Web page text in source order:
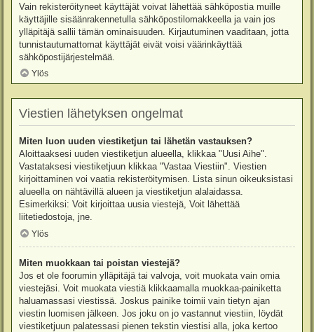
Vain rekisteröityneet käyttäjät voivat lähettää sähköpostia muille
käyttäjille sisäänrakennetulla sähköpostilomakkeella ja vain jos
ylläpitäjä sallii tämän ominaisuuden. Kirjautuminen vaaditaan, jotta
tunnistautumattomat käyttäjät eivät voisi väärinkäyttää
sähköpostijärjestelmää.
Ylös
Viestien lähetyksen ongelmat
Miten luon uuden viestiketjun tai lähetän vastauksen?
Aloittaaksesi uuden viestiketjun alueella, klikkaa "Uusi Aihe".
Vastataksesi viestiketjuun klikkaa "Vastaa Viestiin". Viestien
kirjoittaminen voi vaatia rekisteröitymisen. Lista sinun oikeuksistasi
alueella on nähtävillä alueen ja viestiketjun alalaidassa.
Esimerkiksi: Voit kirjoittaa uusia viestejä, Voit lähettää
liitetiedostoja, jne.
Ylös
Miten muokkaan tai poistan viestejä?
Jos et ole foorumin ylläpitäjä tai valvoja, voit muokata vain omia
viestejäsi. Voit muokata viestiä klikkaamalla muokkaa-painiketta
haluamassasi viestissä. Joskus painike toimii vain tietyn ajan
viestin luomisen jälkeen. Jos joku on jo vastannut viestiin, löydät
viestiketjuun palatessasi pienen tekstin viestisi alla, joka kertoo